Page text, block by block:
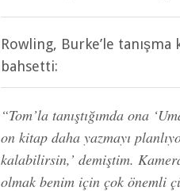
Rowling, Burke’le
bahsetti:
“Tom’la tanıştığımda ona
on kitap daha yazmayı
kalabilirsin,’ demiştim.
olmak benim için çok önemli